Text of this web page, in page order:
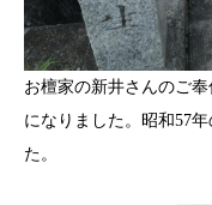
お檀家の新井さんのご
になりました。昭和57
た。